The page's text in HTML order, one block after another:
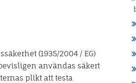
(1935/2004 / EG)
användas säkert
plikt att testa